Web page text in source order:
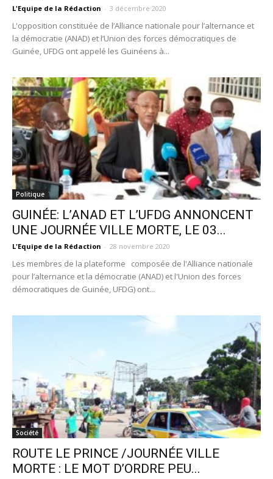
L'Equipe de la Rédaction - 3 décembre 2020
L'opposition constituée de l’Alliance nationale pour l’alternance et
la démocratie (ANAD) et l’Union des forces démocratiques de
Guinée, UFDG ont appelé les Guinéens à...
Politique
GUINÉE: L’ANAD ET L’UFDG ANNONCENT
UNE JOURNÉE VILLE MORTE, LE 03...
L'Equipe de la Rédaction - 28 novembre 2020
Les membres de la plateforme composée de l'Alliance nationale
pour l’alternance et la démocratie (ANAD) et l'Union des forces
démocratiques de Guinée, UFDG) ont...
Société
ROUTE LE PRINCE /JOURNÉE VILLE
MORTE : LE MOT D’ORDRE PEU...